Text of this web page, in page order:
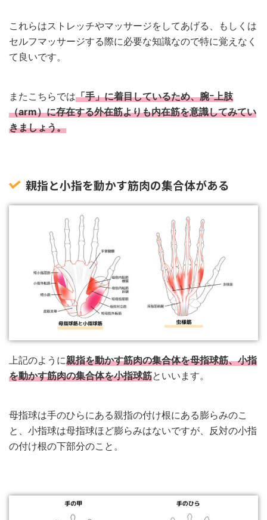
これらはストレッチやマッサージをしてあげる、もしくは
セルフマッサージする際に必要な知識なので特に覚えなく
て良いです。
またこちらでは「手」に着目しているため、腕ｰ上肢
（arm）に存在する外在筋よりも内在筋を意識してみてい
きましょう。
親指と小指を動かす筋肉の集合体がある
上記のように親指を動かす筋肉の集合体を母指球筋、小指
を動かす筋肉の集合体を小指球筋といいます。
母指球は手のひらにある親指の付け根にある膨らみのこ
と、小指球は母指球ほど膨らみはないですが、反対の小指
の付け根の下部分のこと。